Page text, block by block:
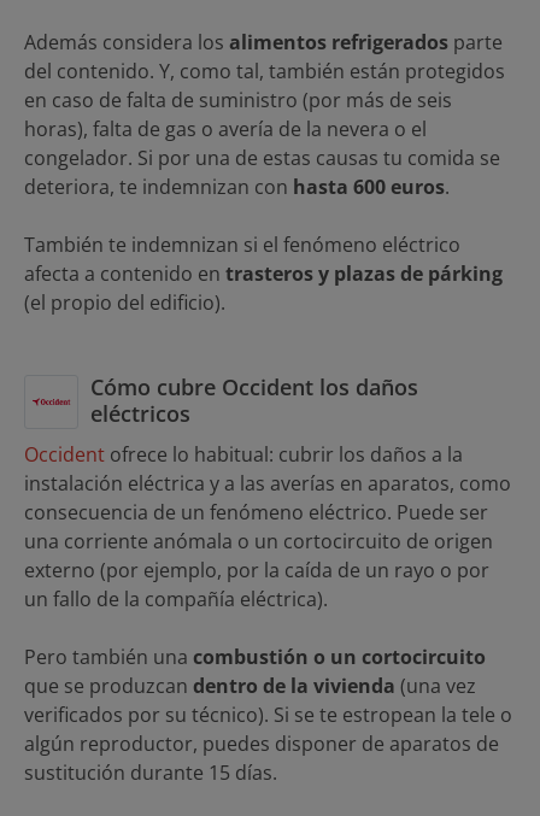
Además considera los alimentos refrigerados parte
del contenido. Y, como tal, también están protegidos
en caso de falta de suministro (por más de seis
horas), falta de gas o avería de la nevera o el
congelador. Si por una de estas causas tu comida se
deteriora, te indemnizan con hasta 600 euros.
También te indemnizan si el fenómeno eléctrico
afecta a contenido en trasteros y plazas de párking
(el propio del edificio).
Cómo cubre Occident los daños
eléctricos
Occident ofrece lo habitual: cubrir los daños a la
instalación eléctrica y a las averías en aparatos, como
consecuencia de un fenómeno eléctrico. Puede ser
una corriente anómala o un cortocircuito de origen
externo (por ejemplo, por la caída de un rayo o por
un fallo de la compañía eléctrica).
Pero también una combustión o un cortocircuito
que se produzcan dentro de la vivienda (una vez
verificados por su técnico). Si se te estropean la tele o
algún reproductor, puedes disponer de aparatos de
sustitución durante 15 días.